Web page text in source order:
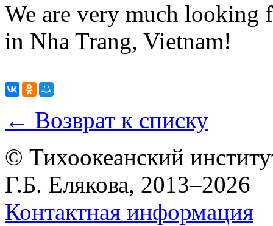
We are very much
in Nha Trang, Vietnam!
← Возврат к списку
© Тихоокеанский
Г.Б. Елякова, 2013–2026
Контактная информация